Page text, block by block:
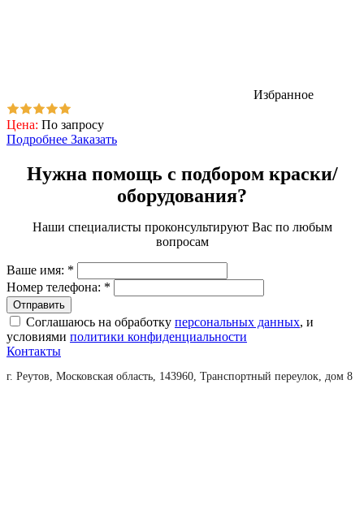
Избранное
Цена: По запросу
Подробнее Заказать
Нужна помощь с подбором краски/
оборудования?
Наши специалисты проконсультируют Вас по любым
вопросам
Ваше имя: *
Номер телефона: *
Соглашаюсь на обработку персональных данных, и
условиями политики конфиденциальности
Контакты
г. Реутов, Московская область, 143960, Транспортный переулок, дом 8